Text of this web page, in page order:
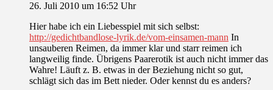
26. Juli 2010 um 16:52 Uhr
Hier habe ich ein Liebesspiel mit sich selbst:
http://gedichtbandlose-lyrik.de/vom-einsamen-mann In
unsauberen Reimen, da immer klar und starr reimen ich
langweilig finde. Übrigens Paarerotik ist auch nicht immer das
Wahre! Läuft z. B. etwas in der Beziehung nicht so gut,
schlägt sich das im Bett nieder. Oder kennst du es anders?